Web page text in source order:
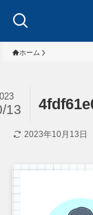
ホーム
13
2023年10月13日